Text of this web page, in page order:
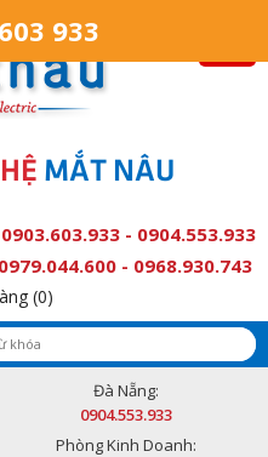
MẮT NÂU
0903.603.933 - 0904.553.933
0979.044.600 - 0968.930.743
(0)
Đà Nẵng:
0904.553.933
Phòng Kinh Doanh:
933